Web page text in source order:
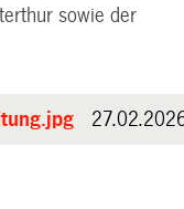
sowie der